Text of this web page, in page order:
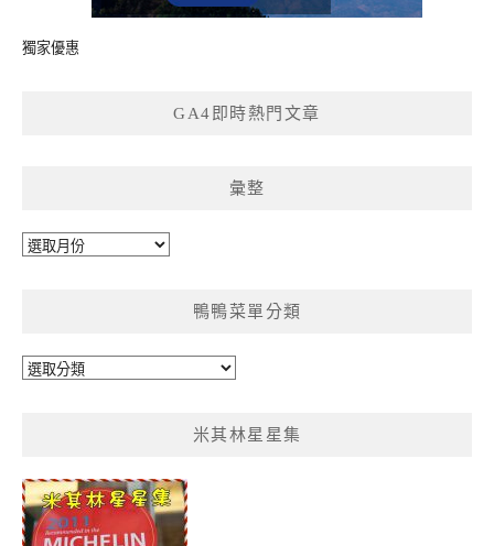
獨家優惠
GA4即時熱門文章
彙整
彙
鴨鴨菜單分類
鴨
類
米其林星星集